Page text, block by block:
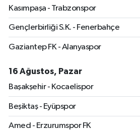
Kasımpaşa - Trabzonspor
Gençlerbirliği S.K. - Fenerbahçe
Gaziantep FK - Alanyaspor
16 Ağustos, Pazar
Başakşehir - Kocaelispor
Beşiktaş - Eyüpspor
Amed - Erzurumspor FK